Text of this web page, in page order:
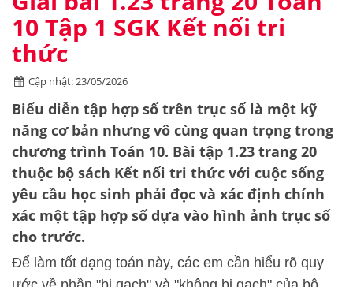
10 Tập 1 SGK Kết nối tri
thức
Cập nhật: 23/05/2026
Biểu diễn tập hợp số trên trục số là một kỹ
năng cơ bản nhưng vô cùng quan trọng trong
chương trình Toán 10. Bài tập 1.23 trang 20
thuộc bộ sách Kết nối tri thức với cuộc sống
yêu cầu học sinh phải đọc và xác định chính
xác một tập hợp số dựa vào hình ảnh trục số
cho trước.
Để làm tốt dạng toán này, các em cần hiểu rõ quy